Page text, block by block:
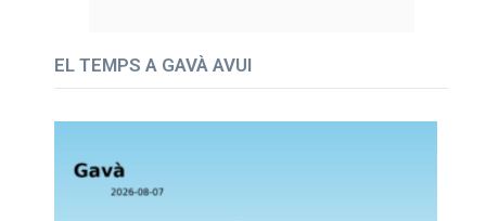
EL TEMPS A GAVÀ AVUI